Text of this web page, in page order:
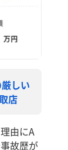
しい
店
由にA
故歴が